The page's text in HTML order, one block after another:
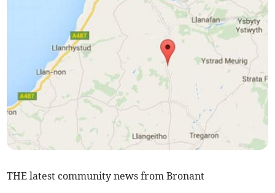
THE latest community news from Bronant